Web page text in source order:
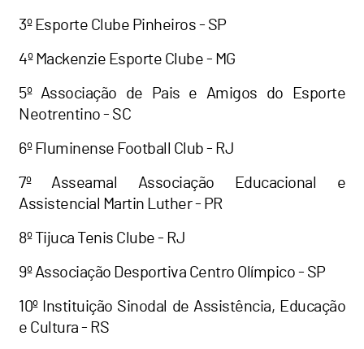
3º Esporte Clube Pinheiros - SP
4º Mackenzie Esporte Clube - MG
5º Associação de Pais e Amigos do Esporte
Neotrentino - SC
6º Fluminense Football Club - RJ
7º Asseamal Associação Educacional e
Assistencial Martin Luther - PR
8º Tijuca Tenis Clube - RJ
9º Associação Desportiva Centro Olímpico - SP
10º Instituição Sinodal de Assistência, Educação
e Cultura - RS